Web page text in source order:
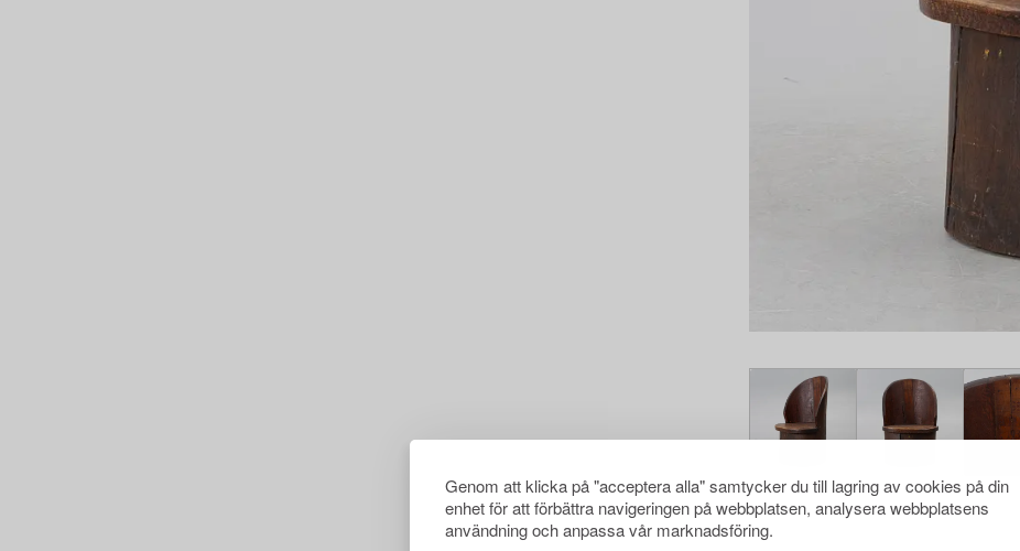
Genom att klicka på "acceptera alla" samtycker du till lagring av cookies på din
enhet för att förbättra navigeringen på webbplatsen, analysera webbplatsens
användning och anpassa vår marknadsföring.